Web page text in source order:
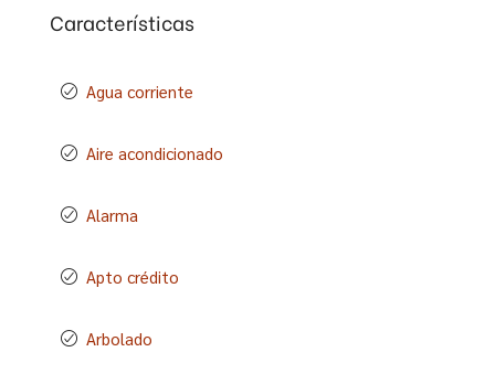
Características
Agua corriente
Aire acondicionado
Alarma
Apto crédito
Arbolado